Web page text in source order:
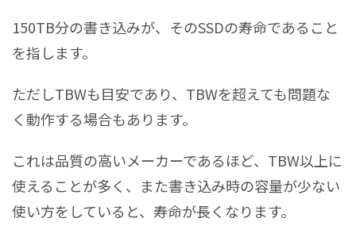
150TB分の書き込みが、そのSSDの寿命であること
を指します。
ただしTBWも目安であり、TBWを超えても問題な
く動作する場合もあります。
これは品質の高いメーカーであるほど、TBW以上に
使えることが多く、また書き込み時の容量が少ない
使い方をしていると、寿命が長くなります。